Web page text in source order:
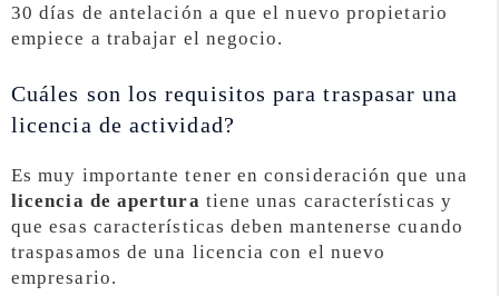
30 días de antelación a que el nuevo propietario
empiece a trabajar el negocio.
Cuáles son los requisitos para traspasar una
licencia de actividad?
Es muy importante tener en consideración que una
licencia de apertura tiene unas características y
que esas características deben mantenerse cuando
traspasamos de una licencia con el nuevo
empresario.